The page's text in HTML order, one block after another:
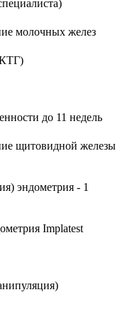
молочных желез
до 11 недель
щитовидной железы
эндометрия - 1
Implatest